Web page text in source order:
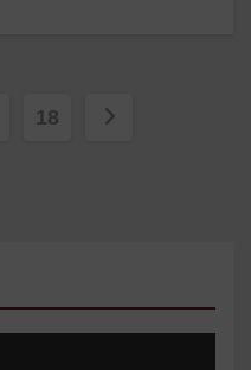
18